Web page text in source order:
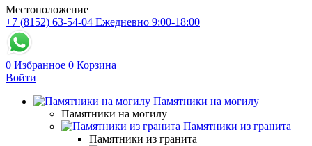
Местоположение
+7 (8152) 63-54-04 Ежедневно 9:00-18:00
0 Избранное 0 Корзина
Войти
Памятники на могилу
Памятники на могилу
Памятники из гранита
Памятники из гранита